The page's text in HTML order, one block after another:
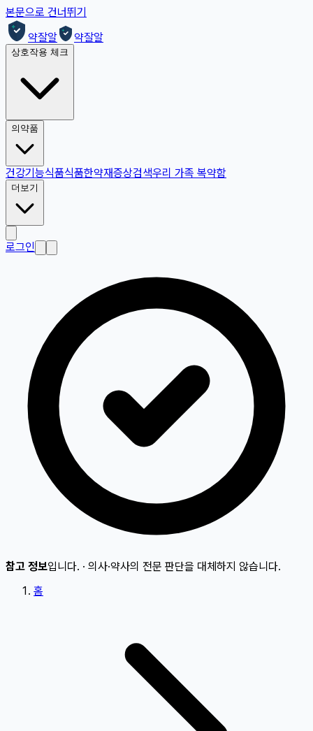
본문으로 건너뛰기
약잘알
약잘알
상호작용 체크
의약품
건강기능식품식품한약재증상검색우리 가족 복약함
더보기
로그인
참고 정보입니다. · 의사·약사의 전문 판단을 대체하지 않습니다.
홈